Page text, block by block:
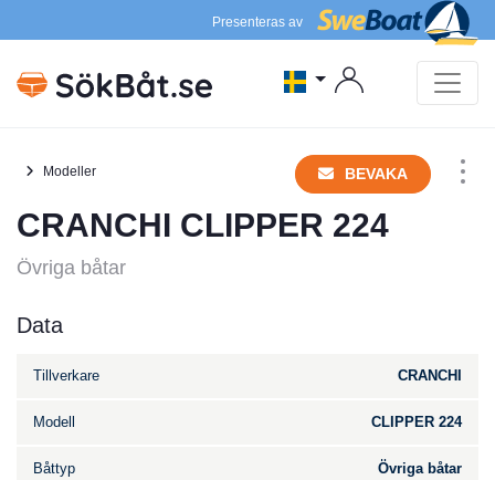
Presenteras av
Modeller BEVAKA
CRANCHI CLIPPER 224
Övriga båtar
Data
Tillverkare CRANCHI
Modell CLIPPER 224
Båttyp Övriga båtar